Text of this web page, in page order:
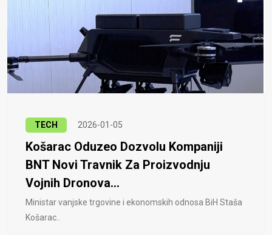
TECH 2026-01-05
Košarac Oduzeo Dozvolu Kompaniji
BNT Novi Travnik Za Proizvodnju
Vojnih Dronova...
Ministar vanjske trgovine i ekonomskih odnosa BiH Staša
Košarac..